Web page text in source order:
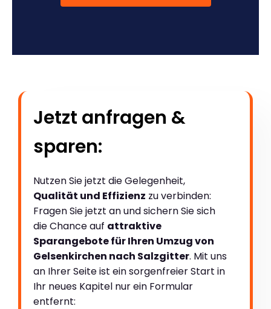
Jetzt anfragen &
sparen:
Nutzen Sie jetzt die Gelegenheit,
Qualität und Effizienz zu verbinden:
Fragen Sie jetzt an und sichern Sie sich
die Chance auf attraktive
Sparangebote für Ihren Umzug von
Gelsenkirchen nach Salzgitter. Mit uns
an Ihrer Seite ist ein sorgenfreier Start in
Ihr neues Kapitel nur ein Formular
entfernt: